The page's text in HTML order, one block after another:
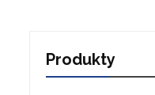
Produkty